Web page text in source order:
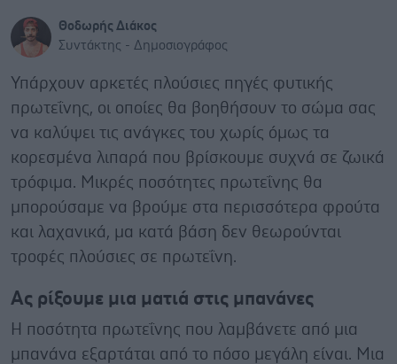
Θοδωρής Διάκος
Συντάκτης - Δημοσιογράφος
Υπάρχουν αρκετές πλούσιες πηγές φυτικής
πρωτεΐνης, οι οποίες θα βοηθήσουν το σώμα σας
να καλύψει τις ανάγκες του χωρίς όμως τα
κορεσμένα λιπαρά που βρίσκουμε συχνά σε ζωικά
τρόφιμα. Μικρές ποσότητες πρωτεΐνης θα
μπορούσαμε να βρούμε στα περισσότερα φρούτα
και λαχανικά, μα κατά βάση δεν θεωρούνται
τροφές πλούσιες σε πρωτεΐνη.
Ας ρίξουμε μια ματιά στις μπανάνες
Η ποσότητα πρωτεΐνης που λαμβάνετε από μια
μπανάνα εξαρτάται από το πόσο μεγάλη είναι. Μια